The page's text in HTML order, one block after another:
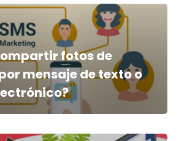
fotos de
mensaje de texto o